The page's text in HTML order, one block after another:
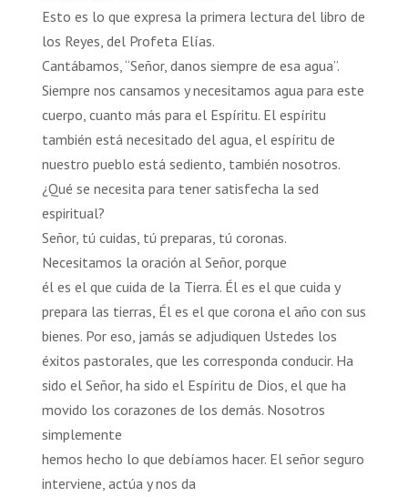
Esto es lo que expresa la primera lectura del libro de
los Reyes, del Profeta Elías.
Cantábamos, “Señor, danos siempre de esa agua”.
Siempre nos cansamos y necesitamos agua para este
cuerpo, cuanto más para el Espíritu. El espíritu
también está necesitado del agua, el espíritu de
nuestro pueblo está sediento, también nosotros.
¿Qué se necesita para tener satisfecha la sed
espiritual?
Señor, tú cuidas, tú preparas, tú coronas.
Necesitamos la oración al Señor, porque
él es el que cuida de la Tierra. Él es el que cuida y
prepara las tierras, Él es el que corona el año con sus
bienes. Por eso, jamás se adjudiquen Ustedes los
éxitos pastorales, que les corresponda conducir. Ha
sido el Señor, ha sido el Espíritu de Dios, el que ha
movido los corazones de los demás. Nosotros
simplemente
hemos hecho lo que debíamos hacer. El señor seguro
interviene, actúa y nos da